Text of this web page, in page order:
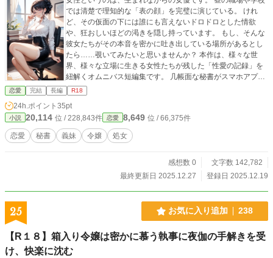
では清楚で理知的な「表の顔」を完璧に演じている。 けれ
ど、その仮面の下には誰にも言えないドロドロとした情欲
や、狂おしいほどの渇きを隠し持っています。 もし、そんな
彼女たちがその本音を密かに吐き出している場所があるとし
たら……覗いてみたいと思いませんか？ 本作は、様々な世
界、様々な立場に生きる女性たちが残した「性愛の記録」を
紐解くオムニバス短編集です。 几帳面な秘書がスマホアプリ
に残した生理周期と性欲の相関メモ、聖女が羊皮紙に震える
文字で綴った背徳の懺悔、あるいは貞淑な妻が裏アカウント
に吐露した不倫の悦び。 そこにあるのは飾られた言葉ではあ
りません。 「あんなに激しくされるなんて」 「本当は、もっ
と奥まで欲しかった」――。 日記だからこそ書ける、羞恥と
快感が混ざり合ったあまりに生々しい「女の真実」です。
ページをそっとめくってみてください。
恋愛 完結 長編 R18
24h.ポイント 35pt
小説 20,114 位 / 228,843件 恋愛 8,649 位 / 66,375件
恋愛 秘書 義妹 令嬢 処女
感想数 0
文字数 142,782
最終更新日 2025.12.27
登録日 2025.12.19
25 お気に入り追加 238
【R１８】箱入り令嬢は密かに慕う執事に夜伽の手解きを受
け、快楽に沈む